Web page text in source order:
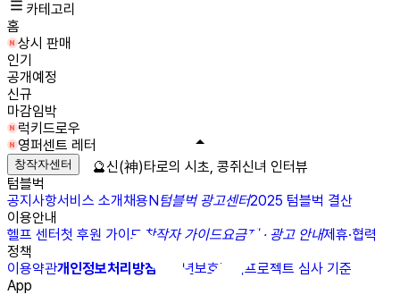
카테고리
홈
상시 판매
인기
공개예정
신규
마감임박
럭키드로우
영퍼센트 레터
창작자센터
텀블벅
공지사항서비스 소개채용N텀블벅 광고센터2025 텀블벅 결산
이용안내
헬프 센터첫 후원 가이드 창작자 가이드요금제 · 광고 안내제휴·협력
정책
이용약관개인정보처리방침 청소년보호정책프로젝트 심사 기준
App
🔮신(神)타로의 시초, 콩쥐신녀 인터뷰